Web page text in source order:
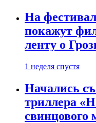
На
покажут
ленту о
1 неделя спустя
Начались
триллера
свинцового